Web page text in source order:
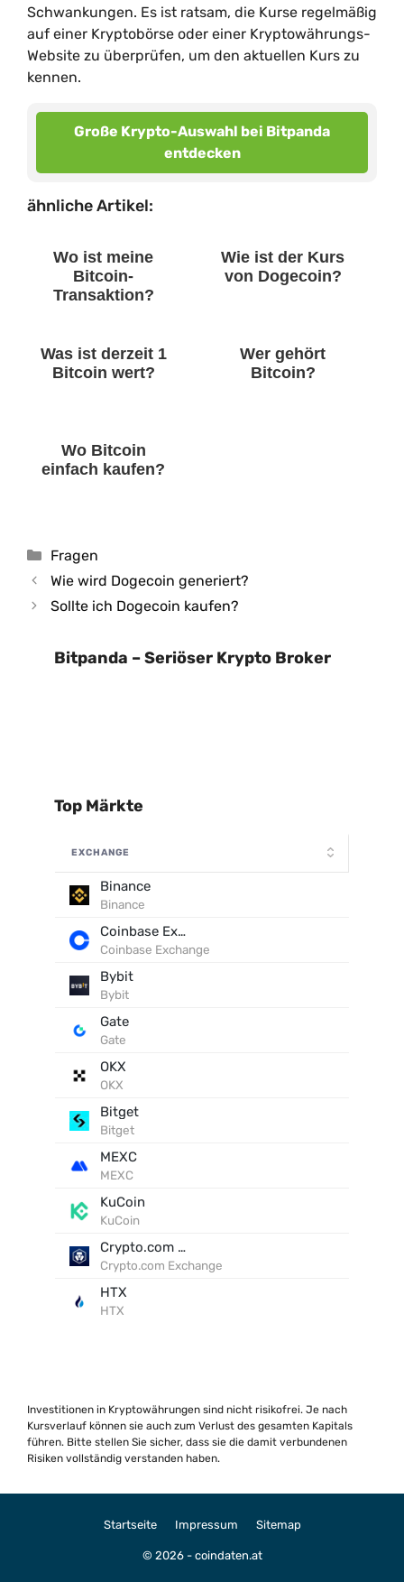
Schwankungen. Es ist ratsam, die Kurse regelmäßig
auf einer Kryptobörse oder einer Kryptowährungs-
Website zu überprüfen, um den aktuellen Kurs zu
kennen.
Große Krypto-Auswahl bei Bitpanda
entdecken
ähnliche Artikel:
Wo ist meine
Bitcoin-
Transaktion?
Wie ist der Kurs
von Dogecoin?
Was ist derzeit 1
Bitcoin wert?
Wer gehört
Bitcoin?
Wo Bitcoin
einfach kaufen?
Kategorien
Fragen
Wie wird Dogecoin generiert?
Sollte ich Dogecoin kaufen?
Bitpanda – Seriöser Krypto Broker
Top Märkte
EXCHANGE
Binance
Binance
Coinbase Exchange
Coinbase Exchange
Bybit
Bybit
Gate
Gate
OKX
OKX
Bitget
Bitget
MEXC
MEXC
KuCoin
KuCoin
Crypto.com Exchange
Crypto.com Exchange
HTX
HTX
Investitionen in Kryptowährungen sind nicht risikofrei. Je nach
Kursverlauf können sie auch zum Verlust des gesamten Kapitals
führen. Bitte stellen Sie sicher, dass sie die damit verbundenen
Risiken vollständig verstanden haben.
Startseite Impressum Sitemap
© 2026 - coindaten.at